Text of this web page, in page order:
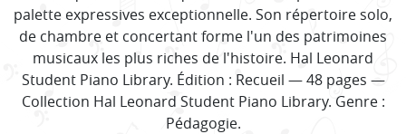
palette expressives exceptionnelle. Son répertoire solo,
de chambre et concertant forme l'un des patrimoines
musicaux les plus riches de l'histoire. Hal Leonard
Student Piano Library. Édition : Recueil — 48 pages —
Collection Hal Leonard Student Piano Library. Genre :
Pédagogie.